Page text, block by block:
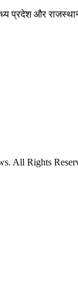
प्रदेश और
All Rights